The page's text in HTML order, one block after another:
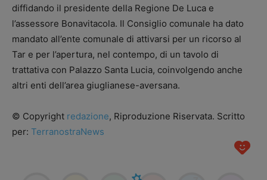
diffidando il presidente della Regione De Luca e
l’assessore Bonavitacola. Il Consiglio comunale ha dato
mandato all’ente comunale di attivarsi per un ricorso al
Tar e per l’apertura, nel contempo, di un tavolo di
trattativa con Palazzo Santa Lucia, coinvolgendo anche
altri enti dell’area giuglianese-aversana.
© Copyright redazione, Riproduzione Riservata. Scritto
per: TerranostraNews